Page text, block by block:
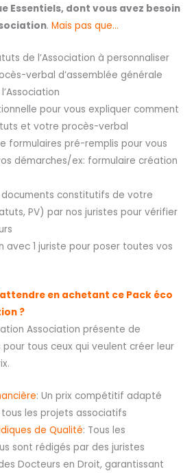
Essentiels, dont vous avez besoin
. Mais pas que…
de l’Association à personnaliser
verbal d’assemblée générale
pour vous expliquer comment
et votre procès-verbal
formulaires pré-remplis pour vous
démarches/ex: formulaire création
documents constitutifs de votre
PV) par nos juristes pour vérifier
avec 1 juriste pour poser toutes vos
en achetant ce Pack éco
?
Association présente de
tous ceux qui veulent créer leur
: Un prix compétitif adapté
les projets associatifs
de Qualité: Tous les
sont rédigés par des juristes
Docteurs en Droit, garantissant